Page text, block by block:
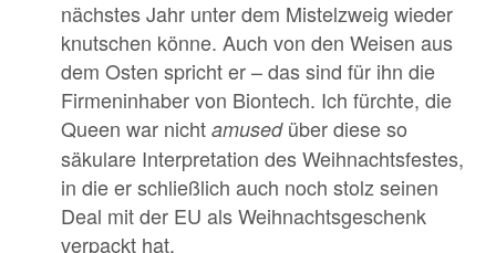
nächstes Jahr unter dem Mistelzweig wieder
knutschen könne. Auch von den Weisen aus
dem Osten spricht er – das sind für ihn die
Firmeninhaber von Biontech. Ich fürchte, die
Queen war nicht amusedüber diese so
säkulare Interpretation des Weihnachtsfestes,
in die er schließlich auch noch stolz seinen
Deal mit der EU als Weihnachtsgeschenk
verpackt hat.